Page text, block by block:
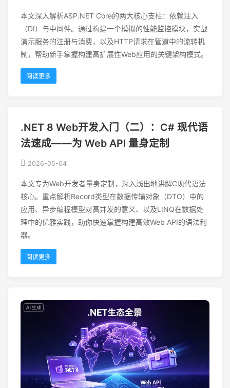
本文深入解析ASP.NET Core的两大核心支柱：依赖注入
（DI）与中间件。通过构建一个模拟的性能监控模块，实战
演示服务的注册与消费，以及HTTP请求在管道中的流转机
制，帮助新手掌握构建高扩展性Web应用的关键架构模式。
阅读更多
.NET 8 Web开发入门（二）：C# 现代语
法速成——为 Web API 量身定制
2026-05-04
本文专为Web开发者量身定制，深入浅出地讲解C现代语法
核心。重点解析Record类型在数据传输对象（DTO）中的
应用、异步编程模型对高并发的意义、以及LINQ在数据处
理中的优雅实践，助你快速掌握构建高效Web API的语法利
器。
阅读更多